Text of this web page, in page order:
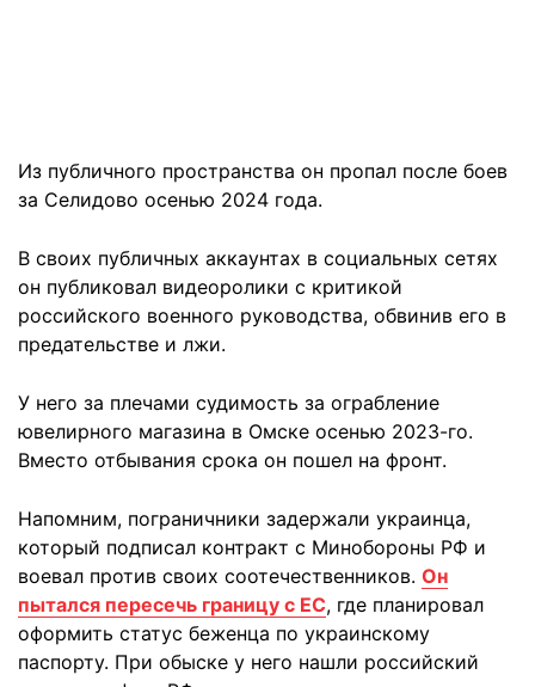
Из публичного пространства он пропал после боев
за Селидово осенью 2024 года.
В своих публичных аккаунтах в социальных сетях
он публиковал видеоролики с критикой
российского военного руководства, обвинив его в
предательстве и лжи.
У него за плечами судимость за ограбление
ювелирного магазина в Омске осенью 2023-го.
Вместо отбывания срока он пошел на фронт.
Напомним, пограничники задержали украинца,
который подписал контракт с Минобороны РФ и
воевал против своих соотечественников. Он
пытался пересечь границу с ЕС, где планировал
оформить статус беженца по украинскому
паспорту. При обыске у него нашли российский